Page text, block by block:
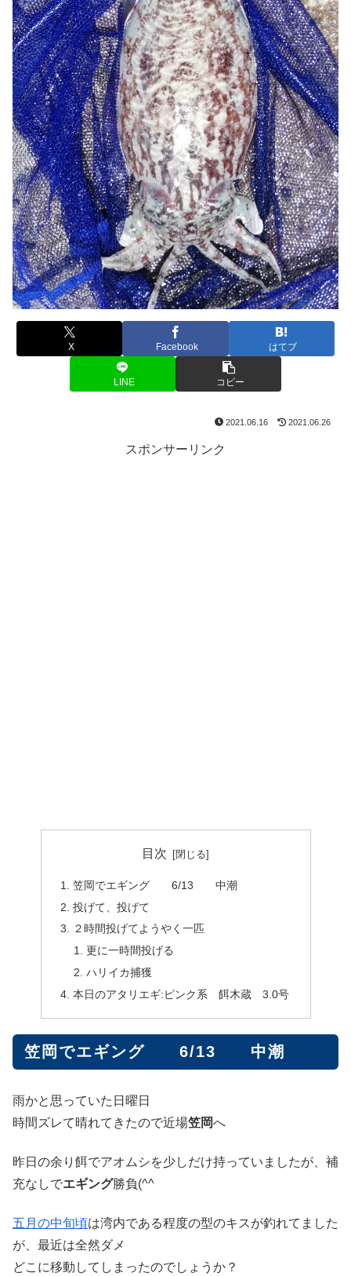
X Facebook はてブ
LINE コピー
2021.06.16 2021.06.26
スポンサーリンク
目次
笠岡でエギング 6/13 中潮
投げて、投げて
２時間投げてようやく一匹
更に一時間投げる
ハリイカ捕獲
本日のアタリエギ:ピンク系 餌木蔵 3.0号
笠岡でエギング 6/13 中潮
雨かと思っていた日曜日
時間ズレて晴れてきたので近場笠岡へ
昨日の余り餌でアオムシを少しだけ持っていましたが、補
充なしでエギング勝負(^^ゞ
五月の中旬頃は湾内である程度の型のキスが釣れてました
が、最近は全然ダメ
どこに移動してしまったのでしょうか？